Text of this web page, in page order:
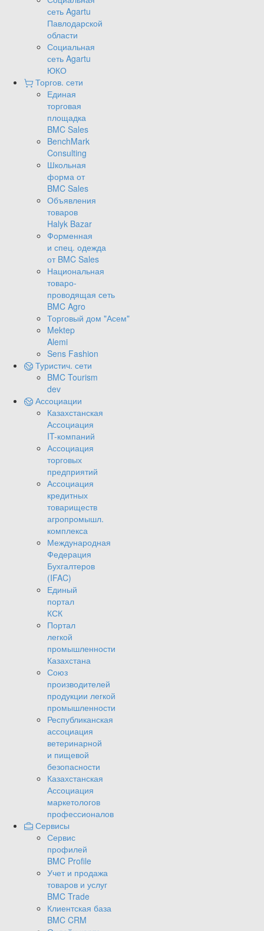
сеть Agartu
Павлодарской
области
Социальная
сеть Agartu
ЮКО
Торгов. сети
Единая
торговая
площадка
BMC Sales
BenchMark
Consulting
Школьная
форма от
BMC Sales
Объявления
товаров
Halyk Bazar
Форменная
и спец. одежда
от BMC Sales
Национальная
товаро-
проводящая сеть
BMC Agro
Торговый дом "Асем"
Mektep
Alemi
Sens Fashion
Туристич. сети
BMC Tourism
dev
Ассоциации
Казахстанская
Ассоциация
IT-компаний
Ассоциация
торговых
предприятий
Ассоциация
кредитных
товариществ
агропромышл.
комплекса
Международная
Федерация
Бухгалтеров
(IFAC)
Единый
портал
КСК
Портал
легкой
промышленности
Казахстана
Союз
производителей
продукции легкой
промышленности
Республиканская
ассоциация
ветеринарной
и пищевой
безопасности
Казахстанская
Ассоциация
маркетологов
профессионалов
Сервисы
Сервис
профилей
BMC Profile
Учет и продажа
товаров и услуг
BMC Trade
Клиентская база
BMC CRM